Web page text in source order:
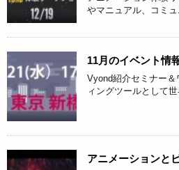
やマニュアル、コミ
11月のイベント
Vyond紹介セミナー
ィングツールとして
アニメーションと